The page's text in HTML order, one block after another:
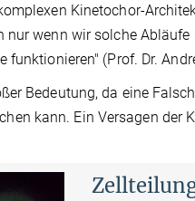
Kinetochor-
wenn wir solche
(Prof. Dr.
Bedeutung, da eine
kann. Ein Versagen der